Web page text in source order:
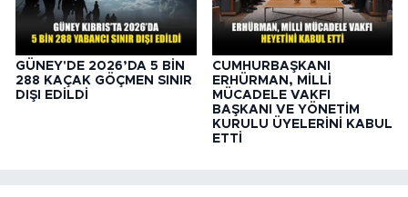
GÜNEY'DE 2026’DA 5 BİN
288 KAÇAK GÖÇMEN SINIR
DIŞI EDİLDİ
CUMHURBAŞKANI
ERHÜRMAN, MİLLİ
MÜCADELE VAKFI
BAŞKANI VE YÖNETİM
KURULU ÜYELERİNİ KABUL
ETTİ